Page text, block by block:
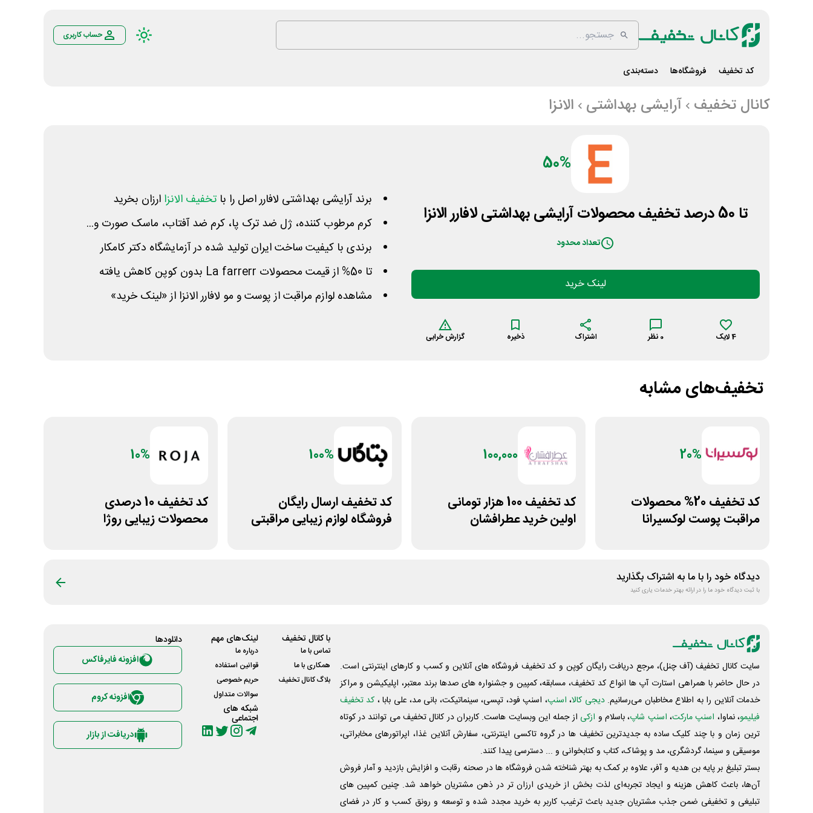
حساب کاربری
کد تخفیف فروشگاه‌ها دسته‌بندی
کانال تخفیف آرایشی بهداشتی الانزا
50%
تا 50 درصد تخفیف محصولات آرایشی بهداشتی لافارر الانزا
تعداد محدود
لینک خرید
4 لایک 0 نظر اشتراک ذخیره گزارش خرابی
برند آرایشی بهداشتی لافارر اصل را با تخفیف الانزا ارزان بخرید
کرم مرطوب کننده، ژل ضد ترک پا، کرم ضد آفتاب، ماسک صورت و...
برندی با کیفیت ساخت ایران تولید شده در آزمایشگاه دکتر کامکار
تا 50% از قیمت محصولات
La farrerr
بدون کوپن کاهش یافته
مشاهده لوازم مراقبت از پوست و مو لافارر الانزا از «لینک خرید»
تخفیف‌های مشابه
20%
کد تخفیف 20% محصولات
مراقبت پوست لوکسیرانا
100,000
کد تخفیف 100 هزار تومانی
اولین خرید عطرافشان
100%
کد تخفیف ارسال رایگان
فروشگاه لوازم زیبایی مراقبتی
10%
کد تخفیف 10 درصدی
محصولات زیبایی روژا
دیدگاه خود را با ما به اشتراک بگذارید
با ثبت دیدگاه خود ما را در ارائه بهتر خدمات یاری کنید
سایت کانال تخفیف (آف چنل)، مرجع دریافت رایگان کوپن و کد تخفیف فروشگاه های آنلاین و کسب و‌ کارهای اینترنتی است.
در حال حاضر با همراهی استارت آپ ها انواع کد تخفیف، مسابقه، کمپین و جشنواره های صدها برند معتبر، اپلیکیشن و مراکز
خدمات آنلاین را به اطلاع مخاطبان می‌رسانیم. دیجی کالا، اسنپ، اسنپ فود، تپسی، سینماتیکت، بانی مد، علی‌ بابا ، کد تخفیف
فیلیمو، نماوا، اسنپ مارکت، اسنپ شاپ، باسلام و ازکی از جمله این وبسایت ‌هاست. کاربران در کانال تخفیف می توانند در کوتاه
ترین زمان و با چند کلیک ساده به جدیدترین تخفیف ها در گروه تاکسی اینترنتی، سفارش آنلاین غذا، اپراتورهای مخابراتی،
موسیقی و سینما، گردشگری، مد و پوشاک، کتاب و کتابخوانی و ... دسترسی پیدا کنند.
بستر تبلیغ بر پایه بن هدیه و آفر، علاوه بر کمک به بهتر شناخته شدن فروشگاه ها در صحنه رقابت و افزایش بازدید و آمار فروش
آن‌ها، باعث کاهش هزینه و ایجاد تجربه‌ای لذت بخش از خریدی ارزان تر در ذهن مشتریان خواهد شد. چنین کمپین های
تبلیغی و تخفیفی ضمن جذب مشتریان جدید باعث ترغیب کاربر به خرید مجدد شده و توسعه و رونق کسب و کار در فضای
با کانال تخفیف
تماس با ما
همکاری با ما
بلاگ کانال تخفیف
لینک‌های مهم
درباره ما
قوانین استفاده
حریم خصوصی
سوالات متداول
شبکه های
اجتماعی
دانلود‌ها
افزونه فایرفاکس
افزونه کروم
دریافت از بازار